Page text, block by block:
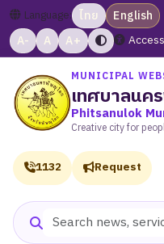
Language: ไทย
English
A-
A A+
MUNICIPAL
เทศบาลนค
Phitsanulok
Creative city for
Search website
1132 Request